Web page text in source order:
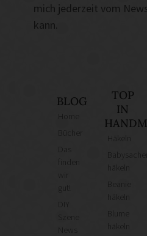
mich jederzeit vom
kann.
BLOG
finden
gut!
News
TOP
IN
häkeln
häkeln